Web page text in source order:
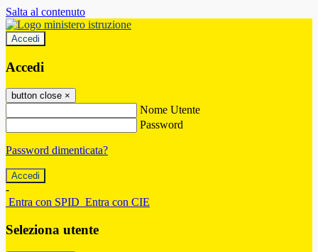
Salta al contenuto
Accedi
Accedi
button close ×
Nome Utente
Password
Password dimenticata?
-
Entra con SPID Entra con CIE
Seleziona utente